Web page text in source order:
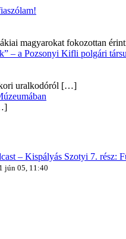
magyarokat fokozottan
– a Pozsonyi Kifli polgári
uralkodóról […]
– Kispályás Szotyi 7. rész:
jún 05, 11:40